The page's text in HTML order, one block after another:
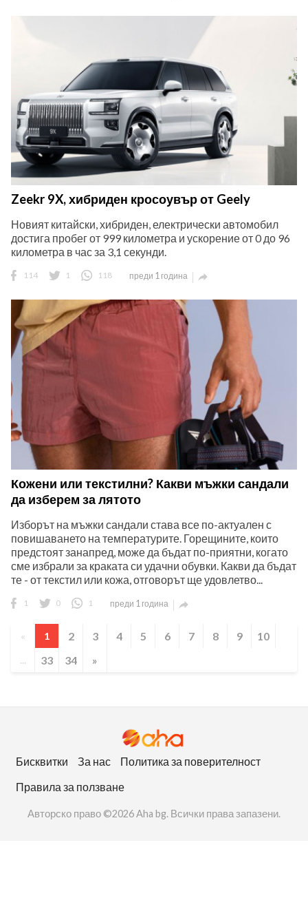
Zeekr 9X, хибриден кросоувър от Geely
Новият китайски, хибриден, електрически автомобил
достига пробег от 999 километра и ускорение от 0 до 96
километра в час за 3,1 секунди.
114 1 118 преди 1 година 
Кожени или текстилни? Какви мъжки сандали
да изберем за лятото
Изборът на мъжки сандали става все по-актуален с
повишаването на температурите. Горещините, които
предстоят занапред, може да бъдат по-приятни, когато
сме избрали за краката си удачни обувки. Какви да бъдат
те - от текстил или кожа, отговорът ще удовлетво...
1 0 1 преди 1 година 
« 1 2 3 4 5 6 7 8 9 10
... 33 34 »
Бисквитки За нас
Политика за поверителност
Правила за ползване
Авторско право ©2026 Aha bg. Всички права запазени.